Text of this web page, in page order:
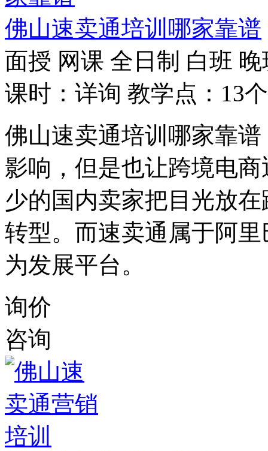
佛山速卖通培训哪家靠谱
面授 网课 全日制 白班 晚
课时：详询 教学点：13个
佛山速卖通培训哪家靠
影响，但是也让跨境电
少的国内卖家把目光放
转型。而速卖通属于阿
为发展平台。
询价
咨询